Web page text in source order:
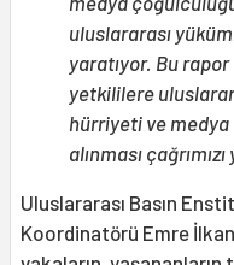
uluslararası
yaratıyor. Bu rapor
yetkililere
hürriyeti ve medya
alınması
Uluslararası Basın
Koordinatörü Emre İlkan